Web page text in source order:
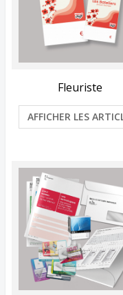
Fleuriste
AFFICHER LES